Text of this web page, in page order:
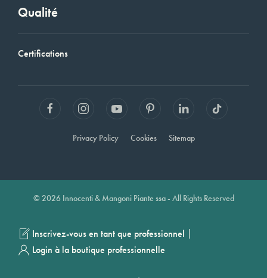
Qualité
Certifications
Privacy Policy Cookies Sitemap
© 2026 Innocenti & Mangoni Piante ssa - All Rights Reserved
Inscrivez-vous en tant que professionnel |
Login à la boutique professionnelle